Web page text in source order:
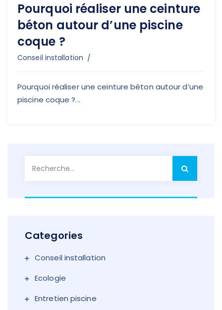
Pourquoi réaliser une ceinture
béton autour d’une piscine
coque ?
Conseil installation
Pourquoi réaliser une ceinture béton autour d’une
piscine coque ?...
Categories
Conseil installation
Ecologie
Entretien piscine